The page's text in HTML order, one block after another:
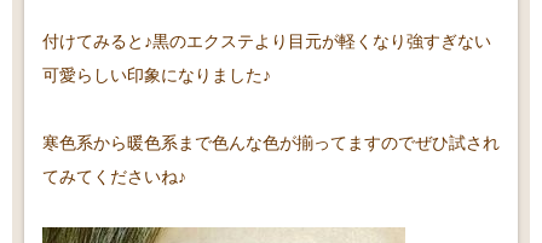
付けてみると♪黒のエクステより目元が軽くなり強すぎない
可愛らしい印象になりました♪
寒色系から暖色系まで色んな色が揃ってますのでぜひ試され
てみてくださいね♪